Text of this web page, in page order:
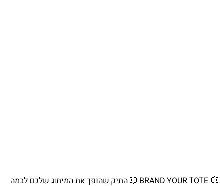
💥 BRAND YOUR TOTE 💥 התיק שהופך את המיתוג שלכם לבמה